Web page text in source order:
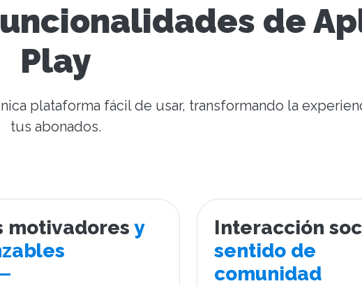
de
Play
plataforma fácil de usar, transformando la
tus abonados.
motivadores y
Interacción
sentido de
comunidad